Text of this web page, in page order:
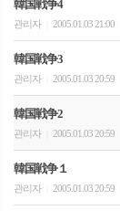
韓国戦争4
관리자 2005.01.03 21:00
韓国戦争3
관리자 2005.01.03 20:59
韓国戦争2
관리자 2005.01.03 20:59
韓国戦争１
관리자 2005.01.03 20:59